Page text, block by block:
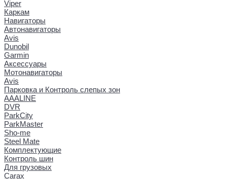
Viper
Каркам
Навигаторы
Автонавигаторы
Avis
Dunobil
Garmin
Аксессуары
Мотонавигаторы
Avis
Парковка и Контроль слепых зон
AAALINE
DVR
ParkCity
ParkMaster
Sho-me
Steel Mate
Комплектующие
Контроль шин
Для грузовых
Carax